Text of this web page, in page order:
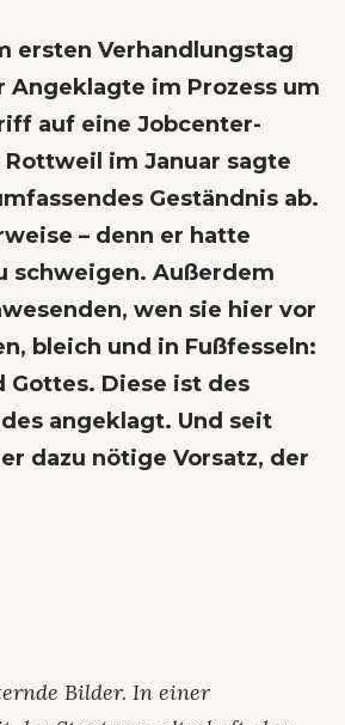
ersten Verhandlungstag
Angeklagte im Prozess um
auf eine Jobcenter-
im Januar sagte
Geständnis ab.
– denn er hatte
schweigen. Außerdem
wen sie hier vor
bleich und in Fußfesseln:
Gottes. Diese ist des
angeklagt. Und seit
dazu nötige Vorsatz, der
Bilder. In einer